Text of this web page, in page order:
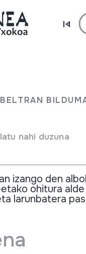
nahi duzuna
17.
izango den
ohitura
larunbatera